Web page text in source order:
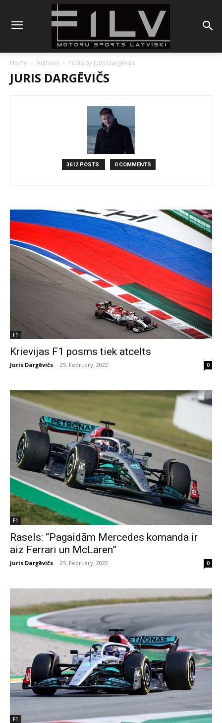
Home Authors Posts by Juris Dargēvičs
JURIS DARGĒVIČS
3612 POSTS 0 COMMENTS
F1
Krievijas F1 posms tiek atcelts
Juris Dargēvičs - 25. February, 2022 0
F1
Rasels: “Pagaidām Mercedes komanda ir
aiz Ferrari un McLaren”
Juris Dargēvičs - 25. February, 2022 0
F1